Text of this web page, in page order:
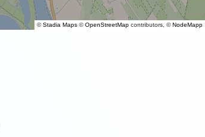
©Stadia Maps ©OpenStreetMap contributors, ©NodeMapp